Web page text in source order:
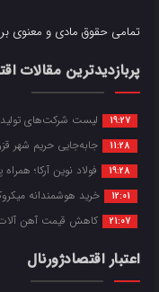
تمامی حقوق مادی و معنوی
پربازدیدترین مقالات
19:27 لیست شرکت‌های تولید
11:28 جابه‌جایی حریم شهر
19:28 فولاد نوین آرکا؛
12:01 خرید هوشمندانه
21:07 کاهش قیمت آهن آلات
اعتبار اقتصادژورنال